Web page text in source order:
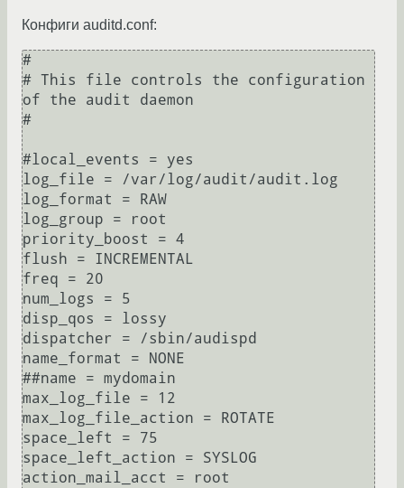
Конфиги auditd.conf:
#
# This file controls the configuration
of the audit daemon
#
#local_events = yes
log_file = /var/log/audit/audit.log
log_format = RAW
log_group = root
priority_boost = 4
flush = INCREMENTAL
freq = 20
num_logs = 5
disp_qos = lossy
dispatcher = /sbin/audispd
name_format = NONE
##name = mydomain
max_log_file = 12
max_log_file_action = ROTATE
space_left = 75
space_left_action = SYSLOG
action_mail_acct = root